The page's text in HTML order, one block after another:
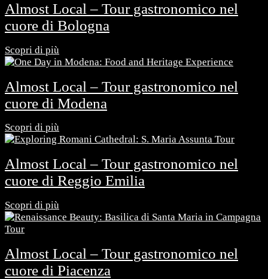
Almost Local – Tour gastronomico nel
cuore di Bologna
Scopri di più
Almost Local – Tour gastronomico nel
cuore di Modena
Scopri di più
Almost Local – Tour gastronomico nel
cuore di Reggio Emilia
Scopri di più
Almost Local – Tour gastronomico nel
cuore di Piacenza